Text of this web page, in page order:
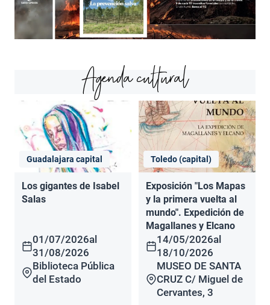
Agenda cultural
Guadalajara capital
Los gigantes de Isabel
Salas
01/07/2026al
31/08/2026
Biblioteca Pública
del Estado
Toledo (capital)
Exposición "Los Mapas
y la primera vuelta al
mundo". Expedición de
Magallanes y Elcano
14/05/2026al
18/10/2026
MUSEO DE SANTA
CRUZ C/ Miguel de
Cervantes, 3